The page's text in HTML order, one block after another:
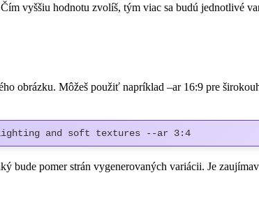
vyššiu hodnotu zvolíš, tým viac sa budú jednotlivé
obrázku. Môžeš použiť napríklad –ar 16:9 pre
lighting and soft textures --ar 3:4
bude pomer strán vygenerovaných variácii. Je